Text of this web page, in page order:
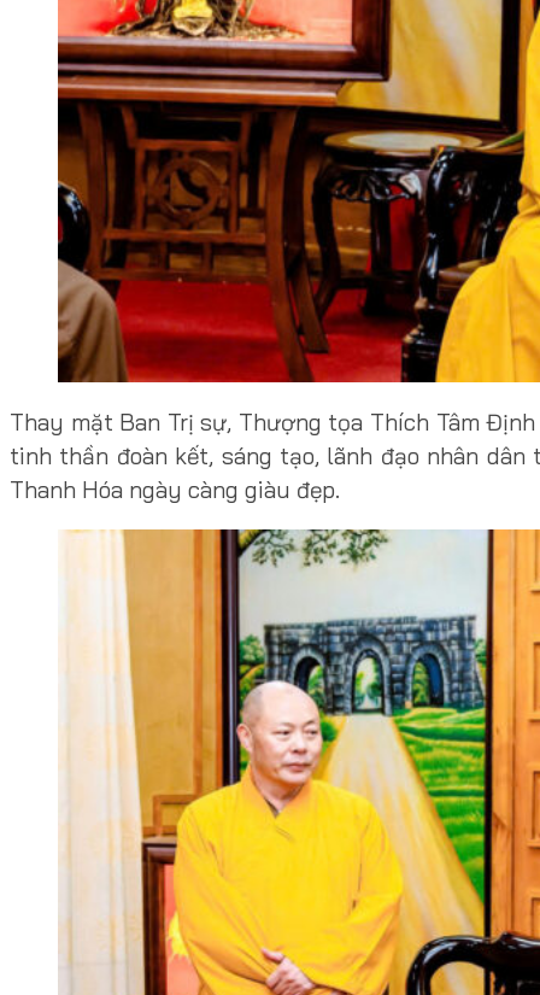
Thay mặt Ban Trị sự, Thượng tọa Thích Tâm
tinh thần đoàn kết, sáng tạo, lãnh đạo nhân
Thanh Hóa ngày càng giàu đẹp.